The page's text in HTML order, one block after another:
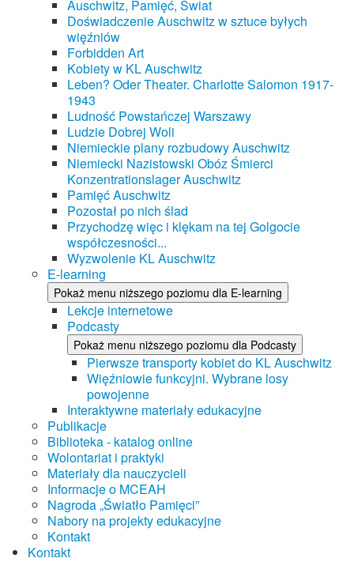
Auschwitz, Pamięć, Świat
Doświadczenie Auschwitz w sztuce byłych
więźniów
Forbidden Art
Kobiety w KL Auschwitz
Leben? Oder Theater. Charlotte Salomon 1917-
1943
Ludność Powstańczej Warszawy
Ludzie Dobrej Woli
Niemieckie plany rozbudowy Auschwitz
Niemiecki Nazistowski Obóz Śmierci
Konzentrationslager Auschwitz
Pamięć Auschwitz
Pozostał po nich ślad
Przychodzę więc i klękam na tej Golgocie
współczesności...
Wyzwolenie KL Auschwitz
E-learning
Pokaż menu niższego poziomu dla E-learning
Lekcje internetowe
Podcasty
Pokaż menu niższego poziomu dla Podcasty
Pierwsze transporty kobiet do KL Auschwitz
Więźniowie funkcyjni. Wybrane losy
powojenne
Interaktywne materiały edukacyjne
Publikacje
Biblioteka - katalog online
Wolontariat i praktyki
Materiały dla nauczycieli
Informacje o MCEAH
Nagroda „Światło Pamięci”
Nabory na projekty edukacyjne
Kontakt
Kontakt